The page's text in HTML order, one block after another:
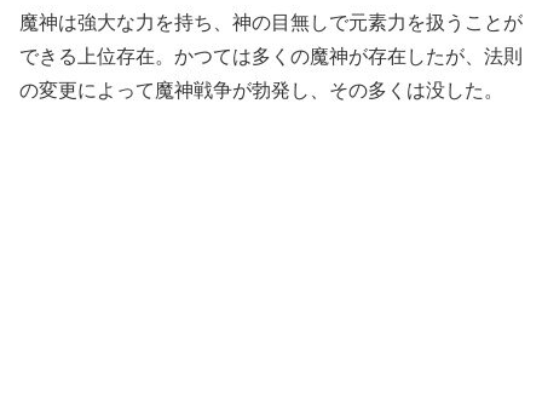
魔神は強大な力を持ち、神の目無しで元素力を扱うことが
できる上位存在。かつては多くの魔神が存在したが、法則
の変更によって魔神戦争が勃発し、その多くは没した。